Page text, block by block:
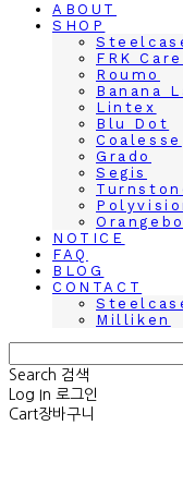
ABOUT
SHOP
FRK
Roumo
Banana
Lintex
Blu Dot
Coalesse
Grado
Segis
NOTICE
FAQ
BLOG
CONTACT
Milliken
Search 검색
Log In 로그인
Cart장바구니